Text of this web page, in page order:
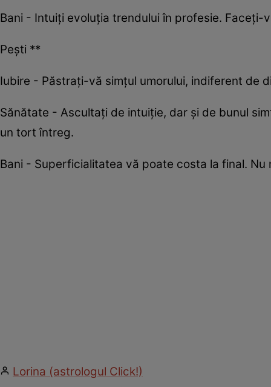
Bani - Intuiți evoluția trendului în profesie.
Pești **
Iubire - Păstrați-vă simțul umorului, indiferent de
Sănătate - Ascultați de intuiție, dar și de bunul
un tort întreg.
Bani - Superficialitatea vă poate costa la final.
Lorina (astrologul Click!)